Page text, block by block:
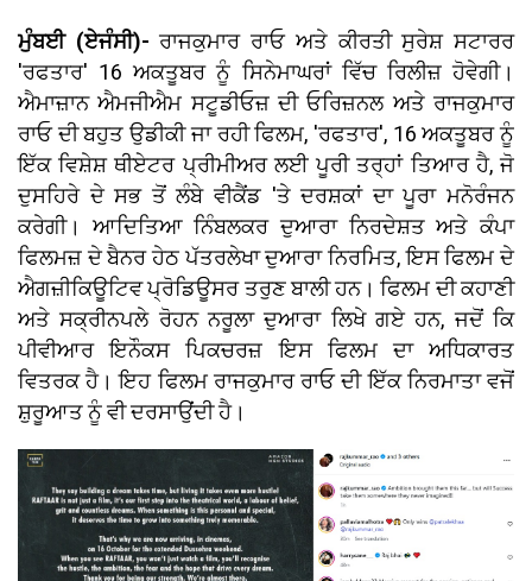
ਮੁੰਬਈ (ਏਜੰਸੀ)-ਰਾਜਕੁਮਾਰ ਰਾਓ ਅਤੇ ਕੀਰਤੀ ਸੁਰੇਸ਼ ਸਟਾਰਰ
'ਰਫਤਾਰ' 16 ਅਕਤੂਬਰ ਨੂੰ ਸਿਨੇਮਾਘਰਾਂ ਵਿੱਚ ਰਿਲੀਜ਼ ਹੋਵੇਗੀ।
ਐਮਾਜ਼ਾਨ ਐਮਜੀਐਮ ਸਟੂਡੀਓਜ਼ ਦੀ ਓਰਿਜ਼ਨਲ ਅਤੇ ਰਾਜਕੁਮਾਰ
ਰਾਓ ਦੀ ਬਹੁਤ ਉਡੀਕੀ ਜਾ ਰਹੀ ਫਿਲਮ, 'ਰਫਤਾਰ', 16 ਅਕਤੂਬਰ ਨੂੰ
ਇੱਕ ਵਿਸ਼ੇਸ਼ ਥੀਏਟਰ ਪ੍ਰੀਮੀਅਰ ਲਈ ਪੂਰੀ ਤਰ੍ਹਾਂ ਤਿਆਰ ਹੈ, ਜੋ
ਦੁਸਹਿਰੇ ਦੇ ਸਭ ਤੋਂ ਲੰਬੇ ਵੀਕੈਂਡ 'ਤੇ ਦਰਸ਼ਕਾਂ ਦਾ ਪੂਰਾ ਮਨੋਰੰਜਨ
ਕਰੇਗੀ। ਆਦਿਤਿਆ ਨਿੰਬਲਕਰ ਦੁਆਰਾ ਨਿਰਦੇਸ਼ਤ ਅਤੇ ਕੰਪਾ
ਫਿਲਮਜ਼ ਦੇ ਬੈਨਰ ਹੇਠ ਪੱਤਰਲੇਖਾ ਦੁਆਰਾ ਨਿਰਮਿਤ, ਇਸ ਫਿਲਮ ਦੇ
ਐਗਜ਼ੀਕਿਊਟਿਵ ਪ੍ਰੋਡਿਊਸਰ ਤਰੁਣ ਬਾਲੀ ਹਨ। ਫਿਲਮ ਦੀ ਕਹਾਣੀ
ਅਤੇ ਸਕ੍ਰੀਨਪਲੇ ਰੋਹਨ ਨਰੂਲਾ ਦੁਆਰਾ ਲਿਖੇ ਗਏ ਹਨ, ਜਦੋਂ ਕਿ
ਪੀਵੀਆਰ ਇਨੌਕਸ ਪਿਕਚਰਜ਼ ਇਸ ਫਿਲਮ ਦਾ ਅਧਿਕਾਰਤ
ਵਿਤਰਕ ਹੈ। ਇਹ ਫਿਲਮ ਰਾਜਕੁਮਾਰ ਰਾਓ ਦੀ ਇੱਕ ਨਿਰਮਾਤਾ ਵਜੋਂ
ਸ਼ੁਰੂਆਤ ਨੂੰ ਵੀ ਦਰਸਾਉਂਦੀ ਹੈ।